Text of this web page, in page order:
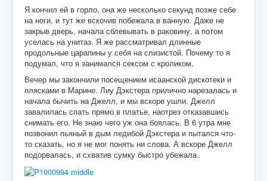
Я кончил ей в горло, она же несколько секунд позже себе
на ноги, и тут же вскочив побежала в ванную. Даже не
закрыв дверь, начала сблевывать в раковину, а потом
уселась на унитаз. Я же рассматривал длинные
продольные царапины у себя на слизистой. Почему то я
подумал, что я занимался сексом с кроликом.
Вечер мы закончили посещением исаанской дискотеки и
плясками в Марине. Лиу Дэкстера прилично нарезалась и
начала бычить на Джелл, и мы вскоре ушли. Джелл
завалилась спать прямо в платье, наотрез отказавшись
снимать его. Не знаю чего уж она боялась. В 6 утра мне
позвонил пьяный в дым ледибой Дэкстера и пытался что-
то сказать, но я не мог понять ни слова. А вскоре Джелл
подорвалась, и схватив сумку быстро убежала.